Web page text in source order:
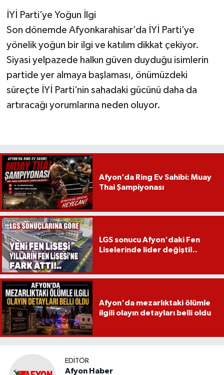
İYİ Parti’ye Yoğun İlgi
Son dönemde Afyonkarahisar’da İYİ Parti’ye
yönelik yoğun bir ilgi ve katılım dikkat çekiyor.
Siyasi yelpazede halkın güven duyduğu isimlerin
partide yer almaya başlaması, önümüzdeki
süreçte İYİ Parti’nin sahadaki gücünü daha da
artıracağı yorumlarına neden oluyor.
Afyon’da Ring Ev Sahibi: Muay
Thai Şampiyonası
LGS sonucu Afyon'daki Fen
Liselerinde lider değişti!..
Afyon'da mezarlıktaki ölümle
ilgili olayın detayları belli oldu
EDITÖR
Afyon Haber